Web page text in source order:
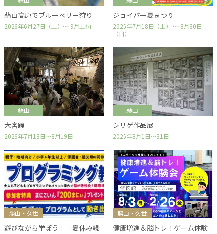
蒜山高原でブルーベリー狩り
2026年6月27日（土）～ 9月上旬
ジョイパー夏まつり
2026年7月18日（土） ～ 8月30日
（日）
蒜山
大宮踊
2026年7月18日～8月19日
蒜山
シリゲ作品展
2026年8月1日～31日
勝山・久世
遊びながら学ぼう！「夏休み親
勝山・久世
健康増進＆脳トレ！ゲーム体験